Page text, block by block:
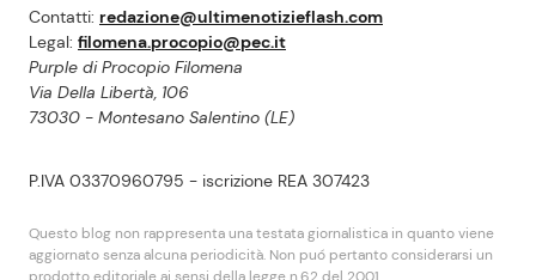
Contatti: redazione@ultimenotizieflash.com
Legal: filomena.procopio@pec.it
Purple di Procopio Filomena
Via Della Libertà, 106
73030 - Montesano Salentino (LE)
P.IVA 03370960795 - iscrizione REA 307423
Questo blog non rappresenta una testata giornalistica in quanto viene
aggiornato senza alcuna periodicità. Non puó pertanto considerarsi un